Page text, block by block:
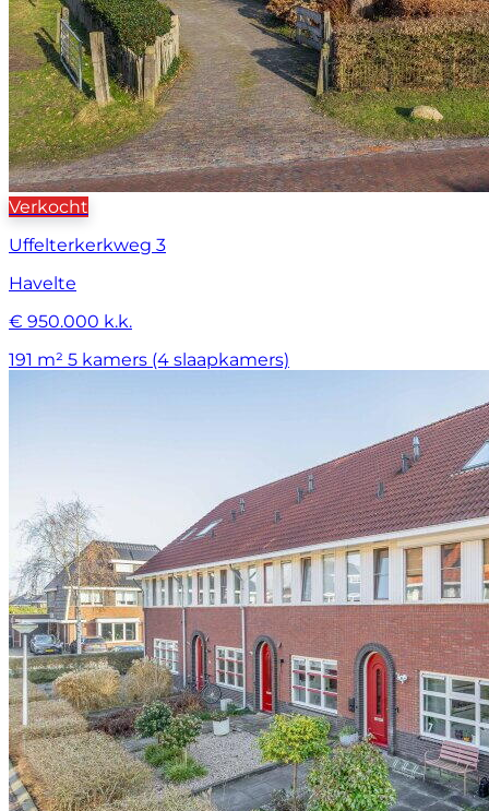
Verkocht
Uffelterkerkweg 3
Havelte
€ 950.000 k.k.
191 m² 5 kamers (4 slaapkamers)